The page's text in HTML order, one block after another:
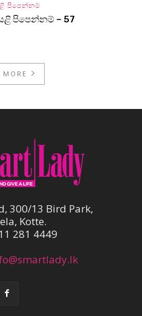
පිපෙන්නම්
පිපෙන්නම් – 57
MORE
300/13 Bird Park,
Kotte.
281 4449